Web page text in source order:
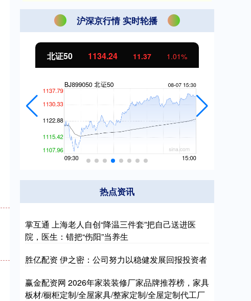
沪深京行情 实时轮播
北证50 1134.24 11.37 1.01%
热点资讯
掌互通 上海老人自创“降温三件套”把自己送进医
院，医生：错把“伤阳”当养生
胜亿配资 伊之密：公司努力以稳健发展回报投资者
赢金配资网 2026年家装装修厂家品牌推荐榜，家具
板材/橱柜定制/全屋家具/整家定制/全屋定制代工厂